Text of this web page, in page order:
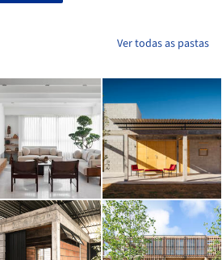
Ver todas as pastas